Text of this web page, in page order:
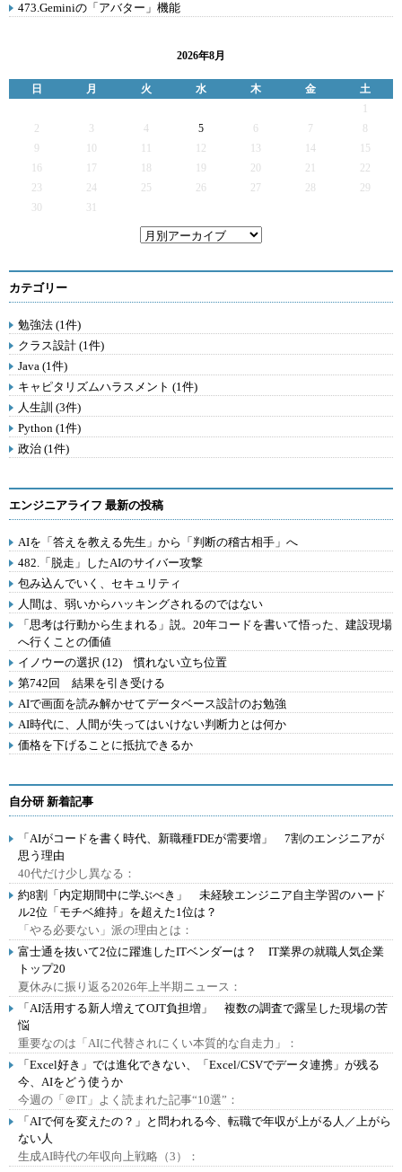
473.Geminiの「アバター」機能
2026年8月
日 月 火 水 木 金
土
2
3 4 5 6 7
9
12 13 14
15
16
17 19 20 21
22
23
24 25 26 27 28
29
30
31
カテゴリー
勉強法 (1件)
クラス設計 (1件)
Java (1件)
キャピタリズムハラスメント (1件)
人生訓 (3件)
Python (1件)
政治 (1件)
エンジニアライフ 最新の投稿
AIを「答えを教える先生」から「判断の稽古相手」へ
482.「脱走」したAIのサイバー攻撃
包み込んでいく、セキュリティ
人間は、弱いからハッキングされるのではない
「思考は行動から生まれる」説。20年コードを書いて悟った、建設現場
へ行くことの価値
イノウーの選択 (12) 慣れない立ち位置
第742回 結果を引き受ける
AIで画面を読み解かせてデータベース設計のお勉強
AI時代に、人間が失ってはいけない判断力とは何か
価格を下げることに抵抗できるか
自分研 新着記事
「AIがコードを書く時代、新職種FDEが需要増」 7割のエンジニアが
思う理由
40代だけ少し異なる：
約8割「内定期間中に学ぶべき」 未経験エンジニア自主学習のハード
ル2位「モチベ維持」を超えた1位は？
「やる必要ない」派の理由とは：
富士通を抜いて2位に躍進したITベンダーは？ IT業界の就職人気企業
トップ20
夏休みに振り返る2026年上半期ニュース：
「AI活用する新人増えてOJT負担増」 複数の調査で露呈した現場の苦
悩
重要なのは「AIに代替されにくい本質的な自走力」：
「Excel好き」では進化できない、「Excel/CSVでデータ連携」が残る
今、AIをどう使うか
今週の「＠IT」よく読まれた記事“10選”：
「AIで何を変えたの？」と問われる今、転職で年収が上がる人／上がら
ない人
生成AI時代の年収向上戦略（3）：